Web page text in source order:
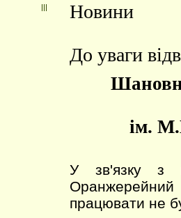
Новини
До уваги
ім.
У зв'язку з
працювати не